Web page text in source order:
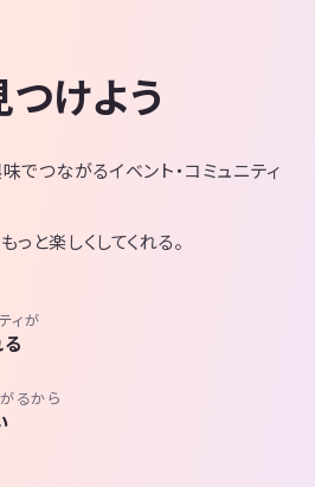
けよう
でつながるイベント・コミュニティ
と楽しくしてくれる。
ィが
るから